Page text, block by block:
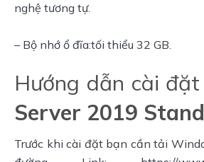
nghệ tương tự.
– Bộ nhớ ổ đĩa:tối thiểu 32 GB.
Hướng dẫn cài đặt
Server 2019
Trước khi cài đặt bạn cần tải